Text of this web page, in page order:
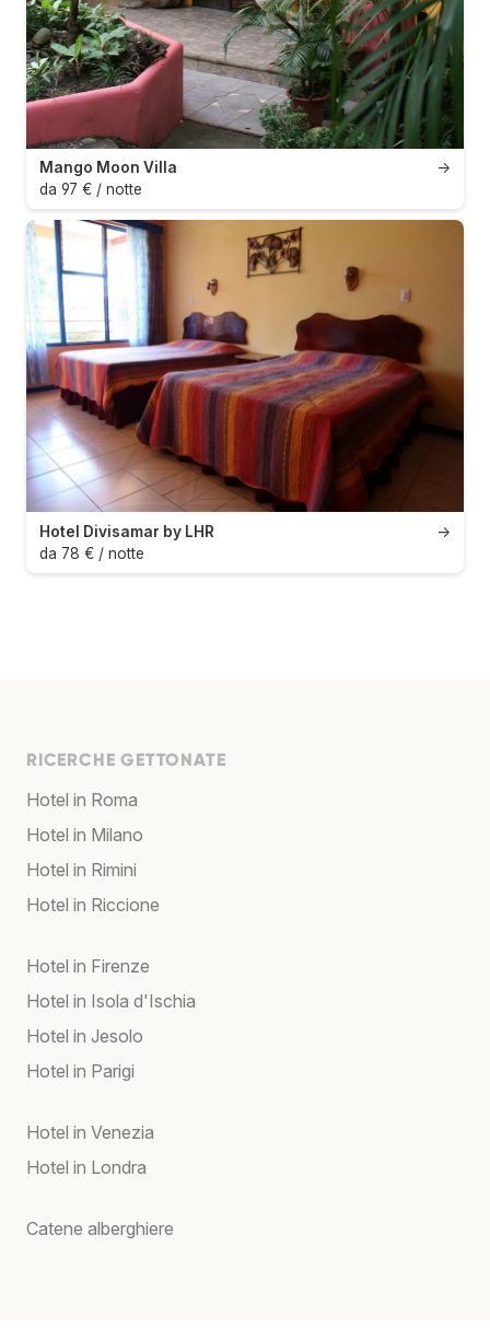
→
Mango Moon Villa
da 97 € / notte
→
Hotel Divisamar by LHR
da 78 € / notte
RICERCHE GETTONATE
Hotel in Roma
Hotel in Milano
Hotel in Rimini
Hotel in Riccione
Hotel in Firenze
Hotel in Isola d'Ischia
Hotel in Jesolo
Hotel in Parigi
Hotel in Venezia
Hotel in Londra
Catene alberghiere